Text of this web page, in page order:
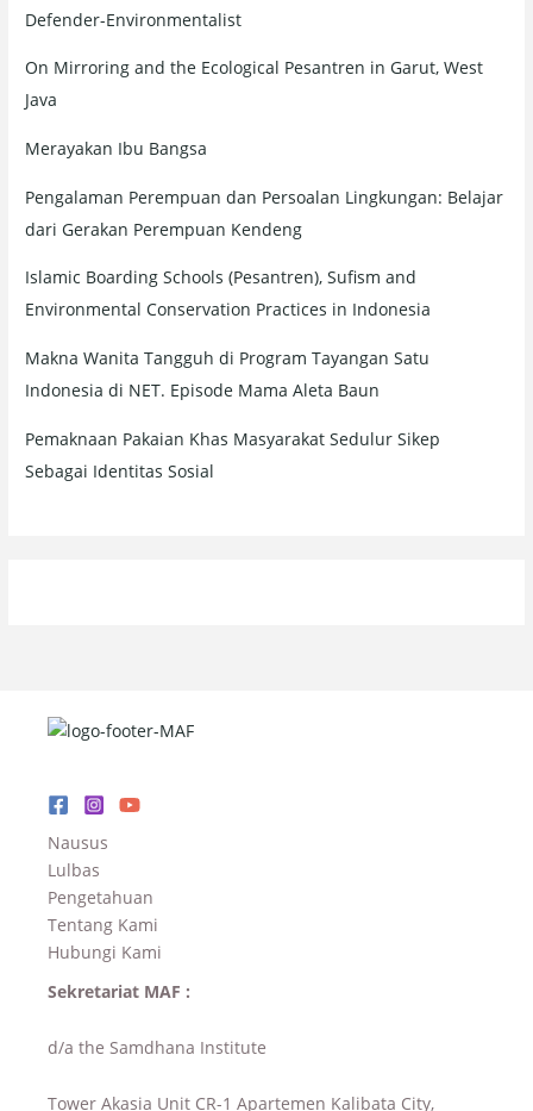
Defender-Environmentalist
On Mirroring and the Ecological Pesantren in Garut, West
Java
Merayakan Ibu Bangsa
Pengalaman Perempuan dan Persoalan Lingkungan: Belajar
dari Gerakan Perempuan Kendeng
Islamic Boarding Schools (Pesantren), Sufism and
Environmental Conservation Practices in Indonesia
Makna Wanita Tangguh di Program Tayangan Satu
Indonesia di NET. Episode Mama Aleta Baun
Pemaknaan Pakaian Khas Masyarakat Sedulur Sikep
Sebagai Identitas Sosial
Nausus
Lulbas
Pengetahuan
Tentang Kami
Hubungi Kami
Sekretariat MAF :
d/a the Samdhana Institute
Tower Akasia Unit CR-1 Apartemen Kalibata City,